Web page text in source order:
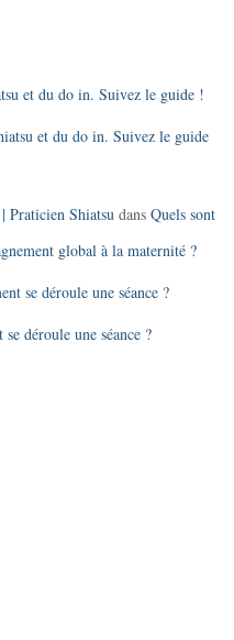
et du do in. Suivez le guide !
et du do in. Suivez le guide
Shiatsu dans Quels sont
global à la maternité ?
se déroule une séance ?
déroule une séance ?